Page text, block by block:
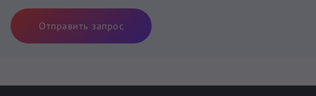
Отправить запрос